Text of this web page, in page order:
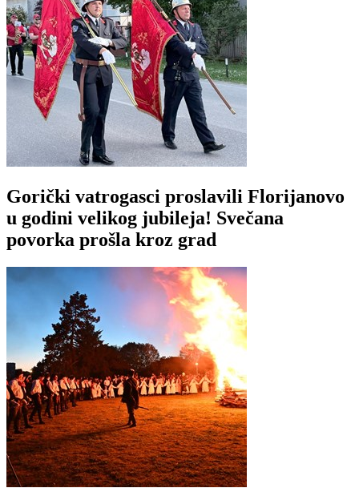
Gorički vatrogasci proslavili Florijanovo
u godini velikog jubileja! Svečana
povorka prošla kroz grad